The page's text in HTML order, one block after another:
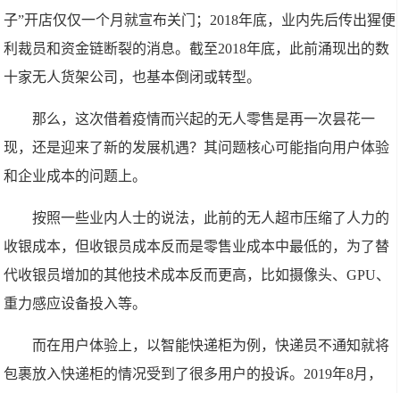
子”开店仅仅一个月就宣布关门；2018年底，业内先后传出猩便
利裁员和资金链断裂的消息。截至2018年底，此前涌现出的数
十家无人货架公司，也基本倒闭或转型。
那么，这次借着疫情而兴起的无人零售是再一次昙花一
现，还是迎来了新的发展机遇？其问题核心可能指向用户体验
和企业成本的问题上。
按照一些业内人士的说法，此前的无人超市压缩了人力的
收银成本，但收银员成本反而是零售业成本中最低的，为了替
代收银员增加的其他技术成本反而更高，比如摄像头、GPU、
重力感应设备投入等。
而在用户体验上，以智能快递柜为例，快递员不通知就将
包裹放入快递柜的情况受到了很多用户的投诉。2019年8月，